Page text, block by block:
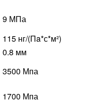
9 МПа
115 нг/(Пa*с*м²)
0.8 мм
3500 Мпа
1700 Мпа